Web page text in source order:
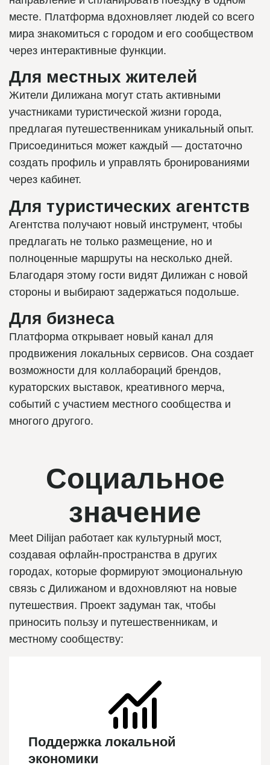
месте. Платформа вдохновляет людей со всего
мира знакомиться с городом и его сообществом
через интерактивные функции.
Для местных жителей
Жители Дилижана могут стать активными
участниками туристической жизни города,
предлагая путешественникам уникальный опыт.
Присоединиться может каждый — достаточно
создать профиль и управлять бронированиями
через кабинет.
Для туристических агентств
Агентства получают новый инструмент, чтобы
предлагать не только размещение, но и
полноценные маршруты на несколько дней.
Благодаря этому гости видят Дилижан с новой
стороны и выбирают задержаться подольше.
Для бизнеса
Платформа открывает новый канал для
продвижения локальных сервисов. Она создает
возможности для коллабораций брендов,
кураторских выставок, креативного мерча,
событий с участием местного сообщества и
многого другого.
Социальное
значение
Meet Dilijan работает как культурный мост,
создавая офлайн-пространства в других
городах, которые формируют эмоциональную
связь с Дилижаном и вдохновляют на новые
путешествия. Проект задуман так, чтобы
приносить пользу и путешественникам, и
местному сообществу:
Поддержка локальной
экономики